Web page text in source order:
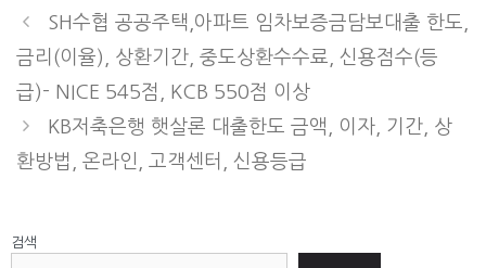
SH수협 공공주택,아파트 임차보증금담보대출 한도,
금리(이율), 상환기간, 중도상환수수료, 신용점수(등
급)- NICE 545점, KCB 550점 이상
KB저축은행 햇살론 대출한도 금액, 이자, 기간, 상
환방법, 온라인, 고객센터, 신용등급
검색